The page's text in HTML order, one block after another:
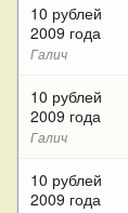
10 рублей
2009 года
Галич
10 рублей
2009 года
Галич
10 рублей
2009 года